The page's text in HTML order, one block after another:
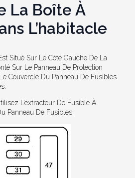
La Boîte À
L’habitacle
Situé Sur Le Côté Gauche De La
Sur Le Panneau De Protection
Couvercle Du Panneau De Fusibles
L’extracteur De Fusible À
Panneau De Fusibles.